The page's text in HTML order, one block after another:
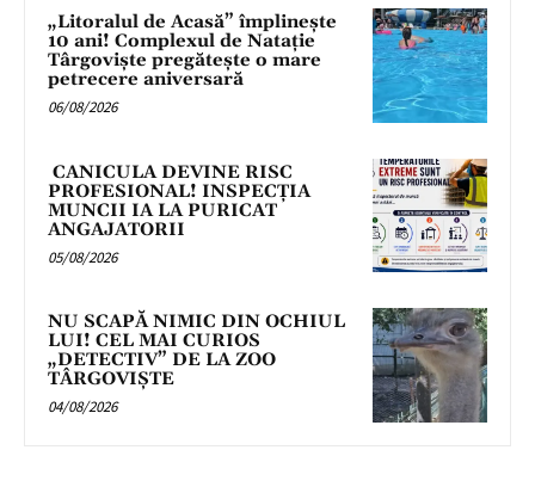
„Litoralul de Acasă” împlinește
10 ani! Complexul de Natație
Târgoviște pregătește o mare
petrecere aniversară
06/08/2026
CANICULA DEVINE RISC
PROFESIONAL! INSPECȚIA
MUNCII IA LA PURICAT
ANGAJATORII
05/08/2026
NU SCAPĂ NIMIC DIN OCHIUL
LUI! CEL MAI CURIOS
„DETECTIV” DE LA ZOO
TÂRGOVIȘTE
04/08/2026